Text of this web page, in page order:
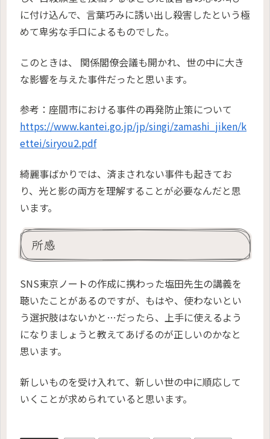
に付け込んで、言葉巧みに誘い出し殺害したという極
めて卑劣な手口によるものでした。
このときは、 関係閣僚会議も開かれ、世の中に大き
な影響を与えた事件だったと思います。
参考：座間市における事件の再発防止策について
https://www.kantei.go.jp/jp/singi/zamashi_jiken/k
ettei/siryou2.pdf
綺麗事ばかりでは、済まされない事件も起きてお
り、光と影の両方を理解することが必要なんだと思
います。
所感
SNS東京ノートの作成に携わった塩田先生の講義を
聴いたことがあるのですが、もはや、使わないとい
う選択肢はないかと…だったら、上手に使えるよう
になりましょうと教えてあげるのが正しいのかなと
思います。
新しいものを受け入れて、新しい世の中に順応して
いくことが求められていると思います。